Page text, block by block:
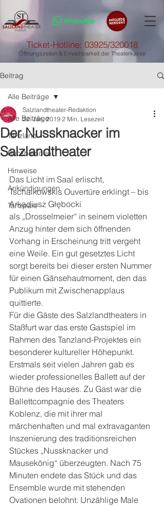
Ticket-Hotline: 03925/320018
Öffnungszeiten & Erreichbarkeit der Theaterkasse
Beitrag
Alle Beiträge
Tanzland
Rückblenden
Hinweise
Ankündigungen
Tanzpakt
Alle Beiträge
Der Nussknacker im
Salzlandtheater
Salzlandtheater-Redaktion
22. Jan. 2019 2 Min. Lesezeit
Das Licht im Saal erlischt,
Tschaikowskis Ouvertüre erklingt – bis
Arkadiusz Głębocki
als „Drosselmeier“ in seinem violetten
Anzug hinter dem sich öffnenden
Vorhang in Erscheinung tritt vergeht
eine Weile. Ein gut gesetztes Licht
sorgt bereits bei dieser ersten Nummer
für einen Gänsehautmoment, den das
Publikum mit Zwischenapplaus
quittierte.
Für die Gäste des Salzlandtheaters in
Staßfurt war das erste Gastspiel im
Rahmen des Tanzland-Projektes ein
besonderer kultureller Höhepunkt.
Erstmals seit vielen Jahren gab es
wieder professionelles Ballett auf der
Bühne des Hauses. Zu Gast war die
Ballettcompagnie des Theaters
Koblenz, die mit ihrer mal
märchenhaften und mal extravaganten
Inszenierung des traditionsreichen
Stückes „Nussknacker und
Mausekönig“ überzeugten. Nach 75
Minuten endete das Stück und das
Ensemble wurde mit stehenden
Ovationen belohnt. Unzählige Male